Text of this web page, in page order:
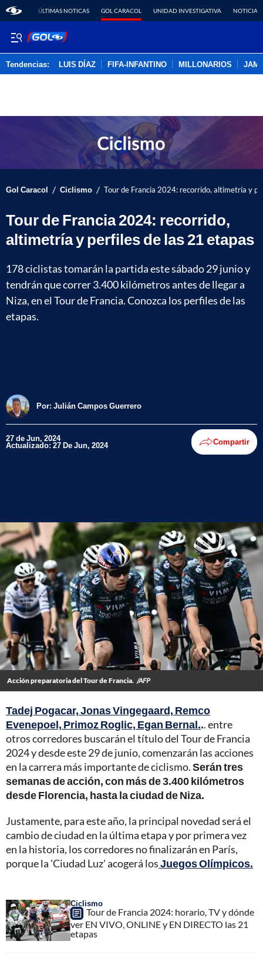
ÚLTIMAS NOTICAS GOL CARACOL UNIDAD INVESTIGATIVA NOTICIAS
Tendencias: LUIS DÍAZ FIFA-INFANTINO MILLONARIOS
Gol Caracol / Ciclismo / Tour de Francia 2024: recorrido, altimetría y
Tour de Francia 2024: recorrido,
altimetría y perfiles de las 21 etapas
178 ciclistas tomarán la partida este sábado 29 junio y
tendrán que correr 3.400 kilómetros antes de llegar a
Niza, en el Tour de Francia. Conozca los perfiles de las
etapas.
Por: Julián Campos Guerrero
27 de Jun, 2024
Actualizado: 27 De Jun, 2024 Compartir
Acción preparatoria del Tour de Francia. /AFP
Tadej Pogacar, Jonas Vingegaard, Remco
Evenepoel, Primoz Roglic, Egan Bernal... entre
otros corredores buscarán el título del Tour de Francia
2024 y desde este 29 de junio, comenzarán las acciones
en la carrera más importante de ciclismo.Serán tres
semanas de acción, con más de 3.400 kilómetros
desde Florencia, hasta la ciudad de Niza.
Justamente, para este año, la principal novedad será el
cambio de ciudad en la última etapa y por primera vez
en la historia, los corredores no finalizarán en París,
porque la 'Ciudad Luz' acogerá losJuegos Olímpicos.
Ciclismo
Tour de Francia 2024: horario, TV y dónde
ver EN VIVO, ONLINE y EN DIRECTO las 21
etapas